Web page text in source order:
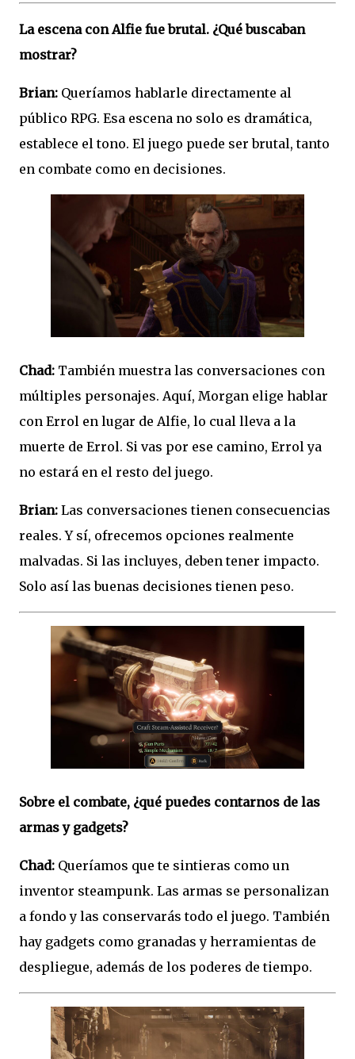
La escena con Alfie fue brutal. ¿Qué buscaban
mostrar?
Brian: Queríamos hablarle directamente al
público RPG. Esa escena no solo es dramática,
establece el tono. El juego puede ser brutal, tanto
en combate como en decisiones.
Chad: También muestra las conversaciones con
múltiples personajes. Aquí, Morgan elige hablar
con Errol en lugar de Alfie, lo cual lleva a la
muerte de Errol. Si vas por ese camino, Errol ya
no estará en el resto del juego.
Brian: Las conversaciones tienen consecuencias
reales. Y sí, ofrecemos opciones realmente
malvadas. Si las incluyes, deben tener impacto.
Solo así las buenas decisiones tienen peso.
Sobre el combate, ¿qué puedes contarnos de las
armas y gadgets?
Chad: Queríamos que te sintieras como un
inventor steampunk. Las armas se personalizan
a fondo y las conservarás todo el juego. También
hay gadgets como granadas y herramientas de
despliegue, además de los poderes de tiempo.